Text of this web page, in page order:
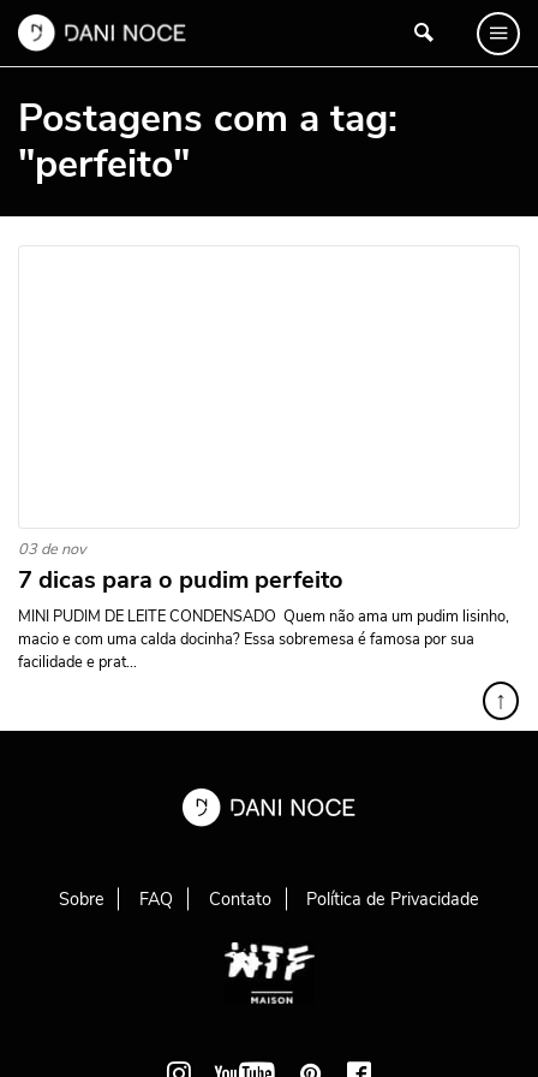
Postagens com a tag:
"perfeito"
03 de nov
7 dicas para o pudim perfeito
MINI PUDIM DE LEITE CONDENSADO Quem não ama um pudim lisinho,
macio e com uma calda docinha? Essa sobremesa é famosa por sua
facilidade e prat...
↑
Sobre FAQ Contato Política de Privacidade